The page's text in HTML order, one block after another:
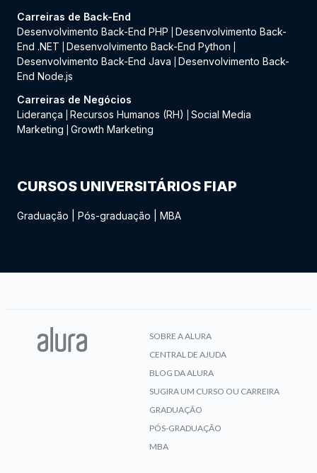
Carreiras de Back-End
Desenvolvimento Back-End PHP
Desenvolvimento Back-
End .NET
Desenvolvimento Back-End Python
Desenvolvimento Back-End Java
Desenvolvimento Back-
End Node.js
Carreiras de Negócios
Liderança
Recursos Humanos (RH)
Social Media
Marketing
Growth Marketing
CURSOS UNIVERSITÁRIOS FIAP
Graduação Pós-graduação MBA
SOBRE A ALURA
CENTRAL DE AJUDA
BLOG DA ALURA
SUGIRA UM CURSO OU CARREIRA
GRADUAÇÃO
PÓS-GRADUAÇÃO
MBA